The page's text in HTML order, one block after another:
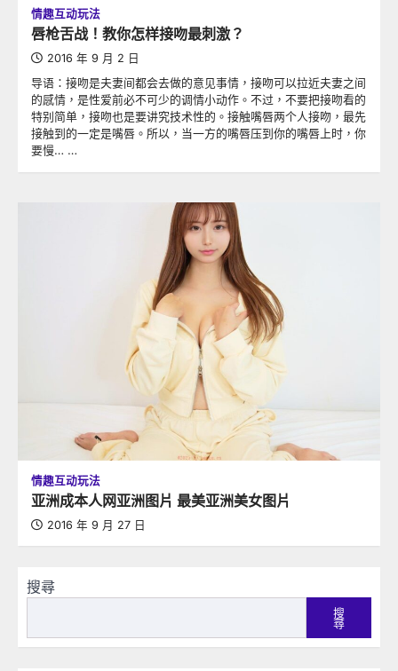
情趣互动玩法
唇枪舌战！教你怎样接吻最刺激？
2016 年 9 月 2 日
导语：接吻是夫妻间都会去做的意见事情，接吻可以拉近夫妻之间
的感情，是性爱前必不可少的调情小动作。不过，不要把接吻看的
特别简单，接吻也是要讲究技术性的。接触嘴唇两个人接吻，最先
接触到的一定是嘴唇。所以，当一方的嘴唇压到你的嘴唇上时，你
要慢… …
情趣互动玩法
亚洲成本人网亚洲图片 最美亚洲美女图片
2016 年 9 月 27 日
搜尋
搜
尋